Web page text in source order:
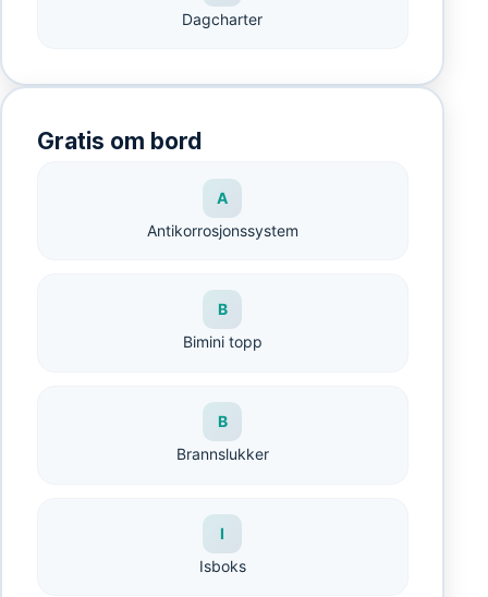
Dagcharter
Gratis om bord
A
Antikorrosjonssystem
B
Bimini topp
B
Brannslukker
I
Isboks